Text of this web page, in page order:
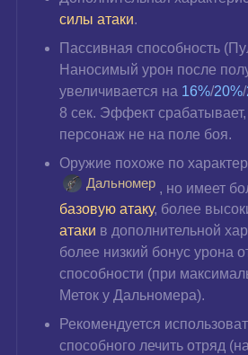
силы атаки.
Пассивная способность
Наносимый урон после
увеличивается на 16%/20%/
8 сек. Эффект срабатывает,
персонаж не на поле боя.
Оружие похоже по
Дальномер
, но имеет
базовую атаку, более
атаки в дополнительной
более низкий бонус урона
способности (при
Меток у Дальномера).
Рекомендуется
способного лечить отряд